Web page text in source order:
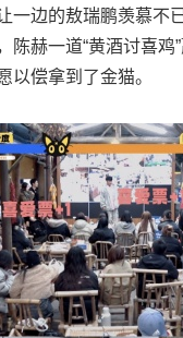
一边的敖瑞鹏羡慕不
陈赫一道“黄酒讨喜
以偿拿到了金猫。